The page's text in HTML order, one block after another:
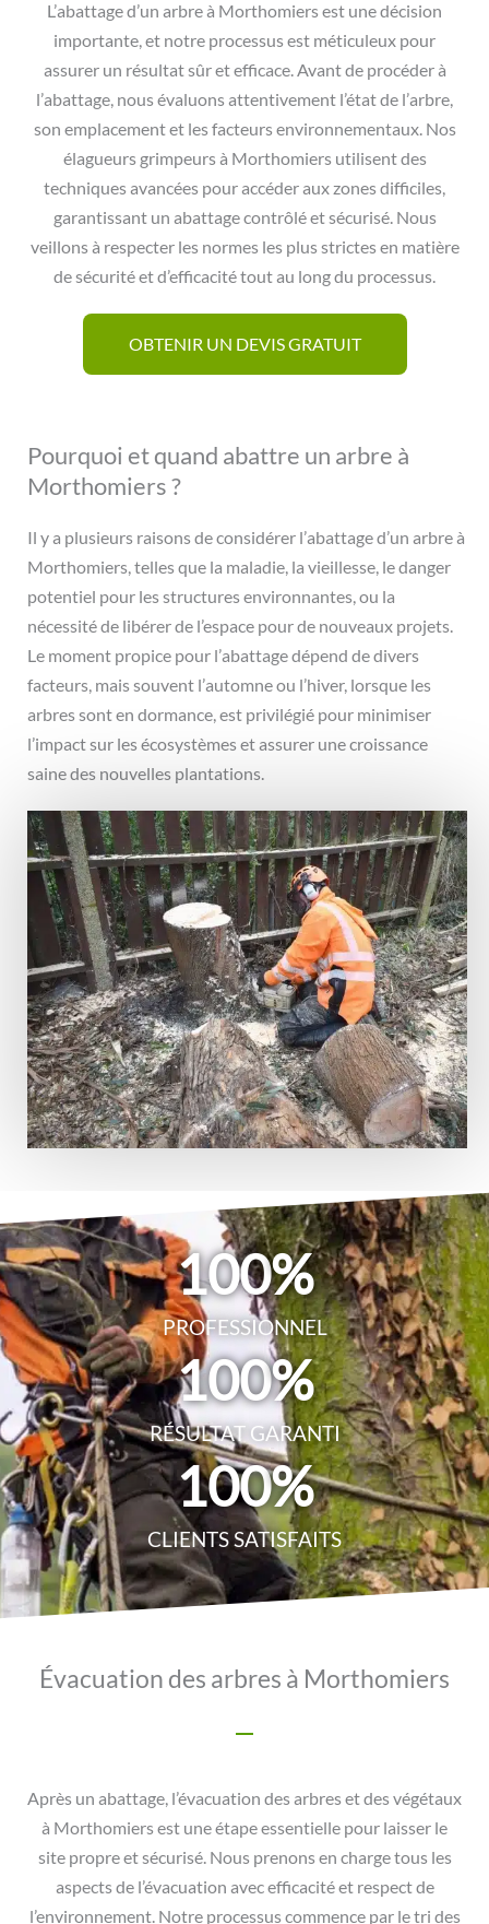
L’abattage d’un arbre à Morthomiers est une décision
importante, et notre processus est méticuleux pour
assurer un résultat sûr et efficace. Avant de procéder à
l’abattage, nous évaluons attentivement l’état de l’arbre,
son emplacement et les facteurs environnementaux. Nos
élagueurs grimpeurs à Morthomiers utilisent des
techniques avancées pour accéder aux zones difficiles,
garantissant un abattage contrôlé et sécurisé. Nous
veillons à respecter les normes les plus strictes en matière
de sécurité et d’efficacité tout au long du processus.
OBTENIR UN DEVIS GRATUIT
Pourquoi et quand abattre un arbre à
Morthomiers ?
Il y a plusieurs raisons de considérer l’abattage d’un arbre à
Morthomiers, telles que la maladie, la vieillesse, le danger
potentiel pour les structures environnantes, ou la
nécessité de libérer de l’espace pour de nouveaux projets.
Le moment propice pour l’abattage dépend de divers
facteurs, mais souvent l’automne ou l’hiver, lorsque les
arbres sont en dormance, est privilégié pour minimiser
l’impact sur les écosystèmes et assurer une croissance
saine des nouvelles plantations.
PROFESSIONNEL
100%
RÉSULTAT GARANTI
100%
CLIENTS SATISFAITS
100%
Évacuation des arbres à Morthomiers
Après un abattage, l’évacuation des arbres et des végétaux
à Morthomiers est une étape essentielle pour laisser le
site propre et sécurisé. Nous prenons en charge tous les
aspects de l’évacuation avec efficacité et respect de
l’environnement. Notre processus commence par le tri des